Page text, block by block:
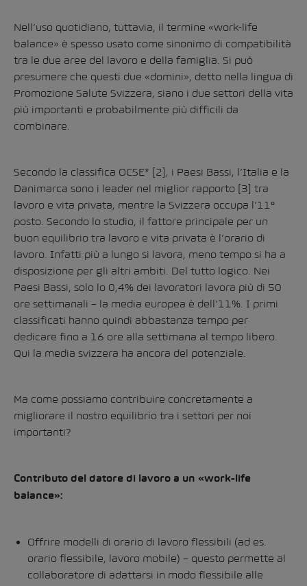
Nell’uso quotidiano, tuttavia, il termine «work-life
balance» è spesso usato come sinonimo di compatibilità
tra le due aree del lavoro e della famiglia. Si può
presumere che questi due «domini», detto nella lingua di
Promozione Salute Svizzera, siano i due settori della vita
più importanti e probabilmente più difficili da
combinare.
Secondo la classifica OCSE* [2] , i Paesi Bassi, l’Italia e la
Danimarca sono i leader nel miglior rapporto [3] tra
lavoro e vita privata, mentre la Svizzera occupa l’11°
posto. Secondo lo studio, il fattore principale per un
buon equilibrio tra lavoro e vita privata è l’orario di
lavoro. Infatti più a lungo si lavora, meno tempo si ha a
disposizione per gli altri ambiti. Del tutto logico. Nei
Paesi Bassi, solo lo 0,4% dei lavoratori lavora più di 50
ore settimanali – la media europea è dell’11%. I primi
classificati hanno quindi abbastanza tempo per
dedicare fino a 16 ore alla settimana al tempo libero.
Qui la media svizzera ha ancora del potenziale.
Ma come possiamo contribuire concretamente a
migliorare il nostro equilibrio tra i settori per noi
importanti?
Contributo del datore di lavoro a un «work-life
balance»:
Offrire modelli di orario di lavoro flessibili (ad es.
orario flessibile, lavoro mobile) – questo permette al
collaboratore di adattarsi in modo flessibile alle